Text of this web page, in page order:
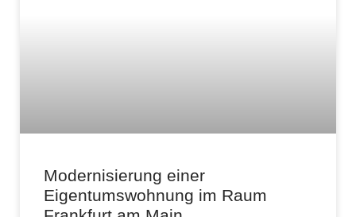
Modernisierung einer
Eigentumswohnung im Raum